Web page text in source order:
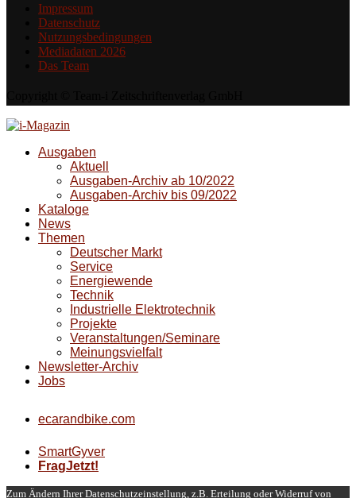
Impressum
Datenschutz
Nutzungsbedingungen
Mediadaten 2026
Das Team
Ausgaben
Aktuell
Ausgaben-Archiv ab 10/2022
Ausgaben-Archiv bis 09/2022
Kataloge
News
Themen
Deutscher Markt
Service
Energiewende
Technik
Industrielle Elektrotechnik
Projekte
Veranstaltungen/Seminare
Meinungsvielfalt
Newsletter-Archiv
Jobs
ecarandbike.com
SmartGyver
FragJetzt!
Zum Ändern Ihrer Datenschutzeinstellung, z.B. Erteilung oder Widerruf von